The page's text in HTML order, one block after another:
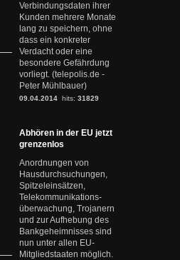
Verbindungsdaten ihrer
Kunden mehrere Monate
lang zu speichern, ohne
dass ein konkreter
Verdacht oder eine
besondere Gefährdung
vorliegt. (telepolis.de -
Peter Mühlbauer)
09.04.2014 hits: 31829
Abhören in der EU jetzt
grenzenlos
Anordnungen von
Hausdurchsuchungen,
Spitzeleinsätzen,
Telekommunikations-
überwachung, Trojanern
und zur Aufhebung des
Bankgeheimnisses sind
nun unter allen EU-
Mitgliedstaaten möglich.